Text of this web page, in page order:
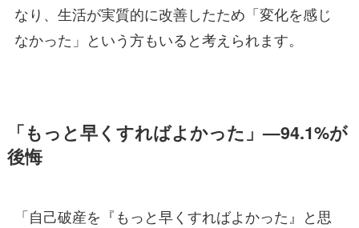
なり、生活が実質的に改善したため「変化を感じ
なかった」という方もいると考えられます。
「もっと早くすればよかった」—94.1%が
後悔
「自己破産を『もっと早くすればよかった』と思